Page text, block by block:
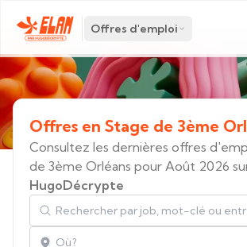
Offres d'emploi
Offres en Stage de 3ème
Consultez les dernières offres
de 3ème Orléans pour Août 2026
HugoDécrypte
Rechercher par job, mot-clé ou
Localisation